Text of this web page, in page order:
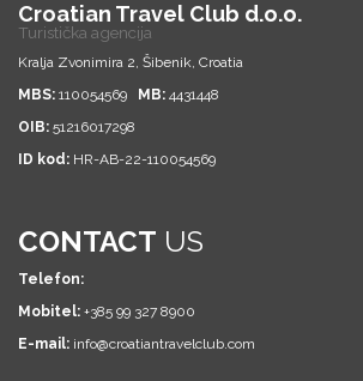
Croatian Travel Club d.o.o.
Turistička agencija
Kralja Zvonimira 2, Šibenik, Croatia
MBS: 110054569 MB: 4431448
OIB: 51216017298
ID kod: HR-AB-22-110054569
CONTACT US
Telefon:
Mobitel: +385 99 327 8900
E-mail: info@croatiantravelclub.com